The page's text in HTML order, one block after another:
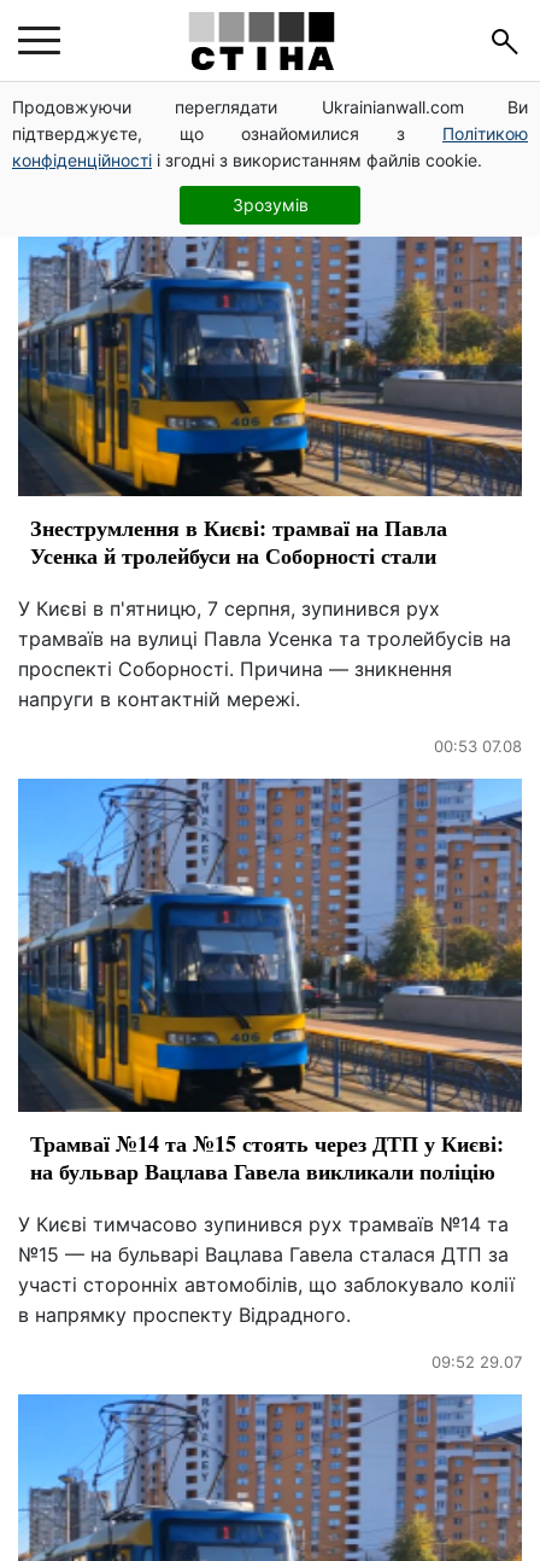
Продовжуючи переглядати Ukrainianwall.com Ви
підтверджуєте, що ознайомилися з Політикою
конфіденційності і згодні з використанням файлів cookie.
Зрозумів
трамвай
Знеструмлення в Києві: трамваї на Павла
Усенка й тролейбуси на Соборності стали
У Києві в п'ятницю, 7 серпня, зупинився рух
трамваїв на вулиці Павла Усенка та тролейбусів на
проспекті Соборності. Причина — зникнення
напруги в контактній мережі.
00:53 07.08
Трамваї №14 та №15 стоять через ДТП у Києві:
на бульвар Вацлава Гавела викликали поліцію
У Києві тимчасово зупинився рух трамваїв №14 та
№15 — на бульварі Вацлава Гавела сталася ДТП за
участі сторонніх автомобілів, що заблокувало колії
в напрямку проспекту Відрадного.
09:52 29.07